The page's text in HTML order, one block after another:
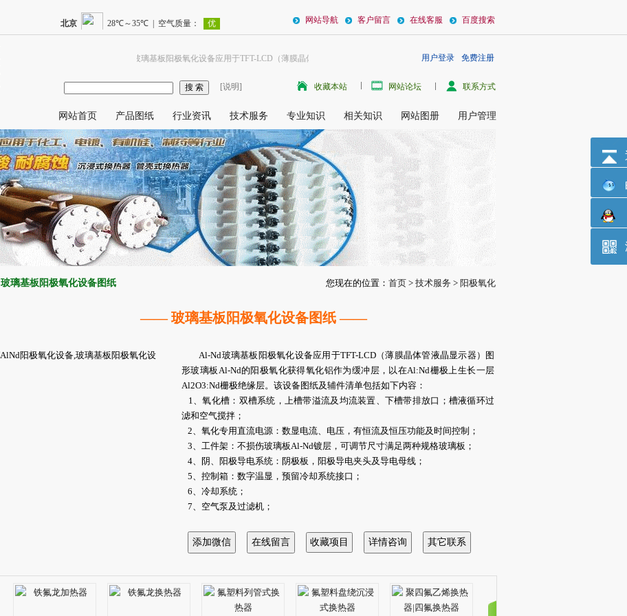
玻璃基板阳极氧化设备应用于TFT-LCD（薄膜晶体管液晶显示器）图形玻璃显示基板Al-Nd的阳极氧化获得氧化铝作为缓冲层，以在
用户登录 免费注册
[说明] 收藏本站 网站论坛 联系方式
网站首页 产品图纸 行业资讯 技术服务 专业知识 相关知识 网站图册 用户管理
玻璃基板阳极氧化设备图纸 您现在的位置： 首页 > 技术服务 > 阳极氧化
—— 玻璃基板阳极氧化设备图纸 ——
Al-Nd玻璃基板阳极氧化设备应用于TFT-LCD（薄膜晶体管液晶显示器）图
形玻璃板Al-Nd的阳极氧化获得氧化铝作为缓冲层，以在Al:Nd栅极上生长一层
Al2O3:Nd栅极绝缘层。该设备图纸及辅件清单包括如下内容：
1、氧化槽：双槽系统，上槽带溢流及均流装置、下槽带排放口；槽液循环过
滤和空气搅拌；
2、氧化专用直流电源：数显电流、电压，有恒流及恒压功能及时间控制；
3、工件架：不损伤玻璃板Al-Nd镀层，可调节尺寸满足两种规格玻璃板；
4、阴、阳极导电系统：阴极板，阳极导电夹头及导电母线；
5、控制箱：数字温显，预留冷却系统接口；
6、冷却系统；
7、空气泵及过滤机；
9、配套设施。
网站导航 客户留言 在线客服 百度搜索